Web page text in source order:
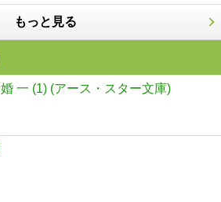
もっと見る
一 (1) (アース・スター文庫)